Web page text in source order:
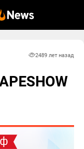
2489 лет назад